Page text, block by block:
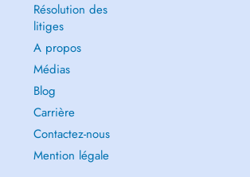
Résolution des
litiges
A propos
Médias
Blog
Carrière
Contactez-nous
Mention légale